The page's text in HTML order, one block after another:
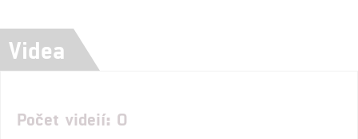
Videa
Počet videií: 0